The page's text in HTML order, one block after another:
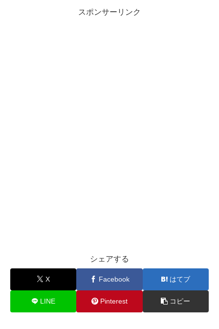
スポンサーリンク
シェアする
X Facebook はてブ
LINE Pinterest コピー